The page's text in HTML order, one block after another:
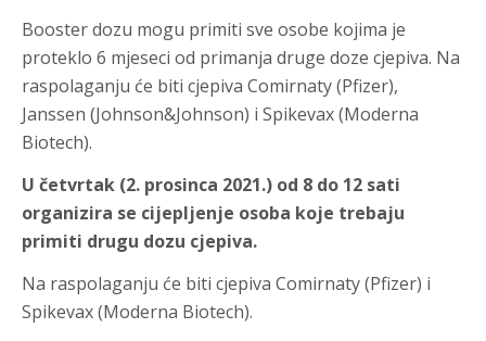
Booster dozu mogu primiti sve osobe kojima je
proteklo 6 mjeseci od primanja druge doze cjepiva. Na
raspolaganju će biti cjepiva Comirnaty (Pfizer),
Janssen (Johnson&Johnson) i Spikevax (Moderna
Biotech).
U četvrtak (2. prosinca 2021.) od 8 do 12 sati
organizira se cijepljenje osoba koje trebaju
primiti drugu dozu cjepiva.
Na raspolaganju će biti cjepiva Comirnaty (Pfizer) i
Spikevax (Moderna Biotech).